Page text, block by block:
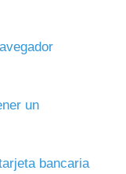
un
bancaria